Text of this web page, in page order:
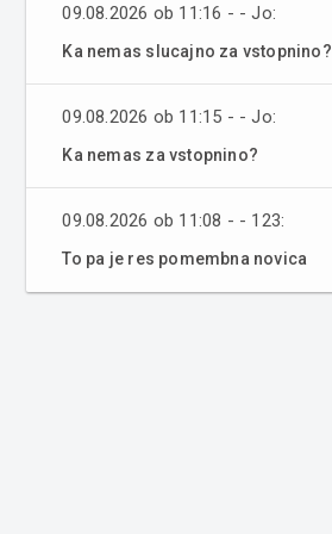
09.08.2026 ob 11:16 - - Jo:
Ka nemas slucajno za vstopnino?
09.08.2026 ob 11:15 - - Jo:
Ka nemas za vstopnino?
09.08.2026 ob 11:08 - - 123:
To pa je res pomembna novica